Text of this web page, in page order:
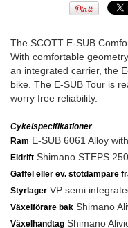
The SCOTT E-SUB
With comfortable
an integrated carrier, the
bike. The E-SUB Tour is
worry free reliability.
Cykelspecifikationer
Ram E-SUB 6061 Alloy
Eldrift Shimano STEPS
Gaffel eller ev. stötdämpare
Styrlager VP semi
Växelförare bak Shimano
Växelhandtag Shimano